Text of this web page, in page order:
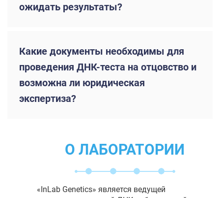
ожидать результаты?
Какие документы необходимы для
проведения ДНК-теста на отцовство и
возможна ли юридическая
экспертиза?
О ЛАБОРАТОРИИ
«InLab Genetics» является ведущей